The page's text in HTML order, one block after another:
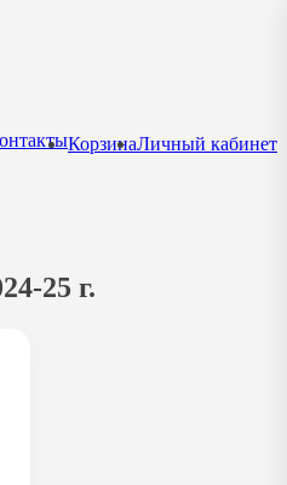
КорзинаЛичный кабинет
25 г.